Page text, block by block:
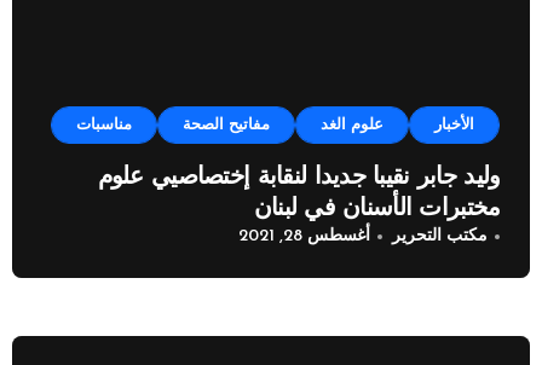
الأخبار علوم الغد مفاتيح الصحة مناسبات
وليد جابر نقيبا جديدا لنقابة إختصاصيي علوم
مختبرات الأسنان في لبنان
مكتب التحرير أغسطس 28, 2021